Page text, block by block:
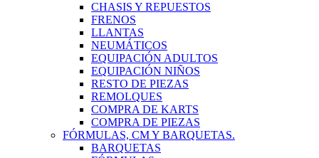
CHASIS Y REPUESTOS
FRENOS
LLANTAS
NEUMÁTICOS
EQUIPACIÓN ADULTOS
EQUIPACIÓN NIÑOS
RESTO DE PIEZAS
REMOLQUES
COMPRA DE KARTS
COMPRA DE PIEZAS
FÓRMULAS, CM Y BARQUETAS.
BARQUETAS